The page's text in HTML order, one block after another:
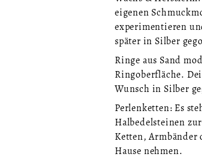
eigenen
experimentieren
später in Silber
Ringe aus Sand
Ringoberfläche.
Wunsch in Silber
Perlenketten: Es
Halbedelsteinen
Ketten, Armbänder
Hause nehmen.